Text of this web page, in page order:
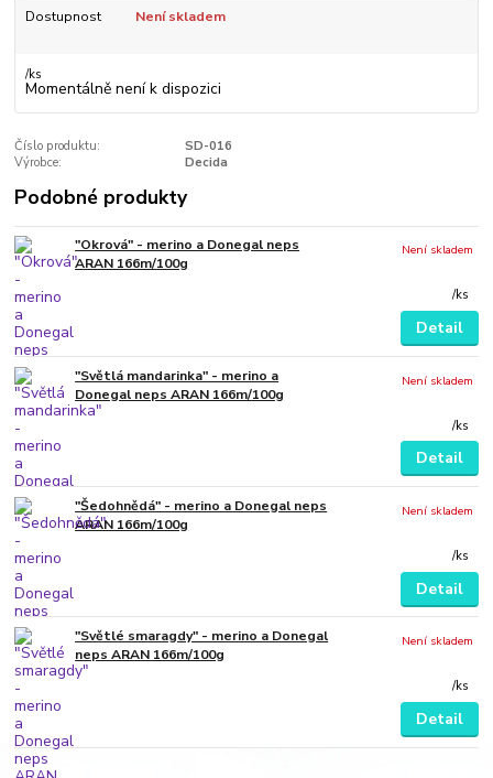
Dostupnost Není skladem
/ks
Momentálně není k dispozici
Číslo produktu:
SD-016
Výrobce:
Decida
Podobné produkty
"Okrová" - merino a Donegal neps
ARAN 166m/100g
/ks
Není skladem
Detail
"Světlá mandarinka" - merino a
Donegal neps ARAN 166m/100g
/ks
Není skladem
Detail
"Šedohnědá" - merino a Donegal neps
ARAN 166m/100g
/ks
Není skladem
Detail
"Světlé smaragdy" - merino a Donegal
neps ARAN 166m/100g
/ks
Není skladem
Detail